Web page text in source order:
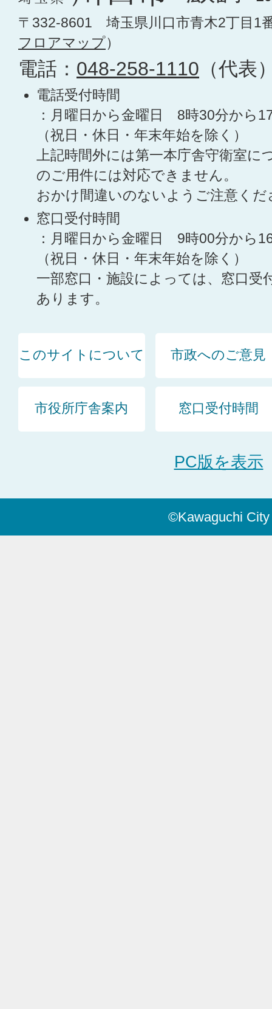
〒332-8601 埼玉県川口市青木2丁目1
フロアマップ）
電話： 048-258-1110 （代表
電話受付時間
：月曜日から金曜日 8時30分から
（祝日・休日・年末年始を除く）
上記時間外には第一本庁舎守衛室に
のご用件には対応できません。
おかけ間違いのないようご注意くだ
窓口受付時間
：月曜日から金曜日 9時00分から
（祝日・休日・年末年始を除く）
一部窓口・施設によっては、窓口受
あります。
このサイトについて 市政へのご意見
市役所庁舎案内 窓口受付時間
PC版を表示
©Kawaguchi City